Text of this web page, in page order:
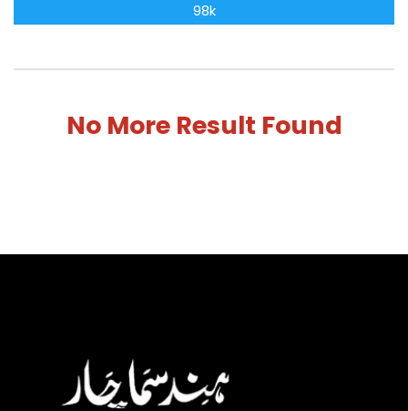
98k
No More Result Found